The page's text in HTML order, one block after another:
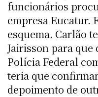
funcionários
empresa Eucatur.
esquema. Carlão
Jairisson para que
Polícia Federal
teria que
depoimento de